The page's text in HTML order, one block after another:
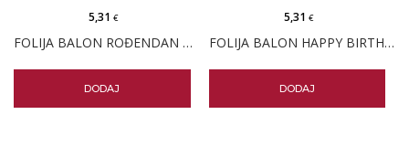
FOLIJA BALON ROĐENDAN STAY FABULOUS
5,31€
DODAJ
FOLIJA BALON HAPPY BIRTHDAY DIJAMANT
5,31 €
DODAJ